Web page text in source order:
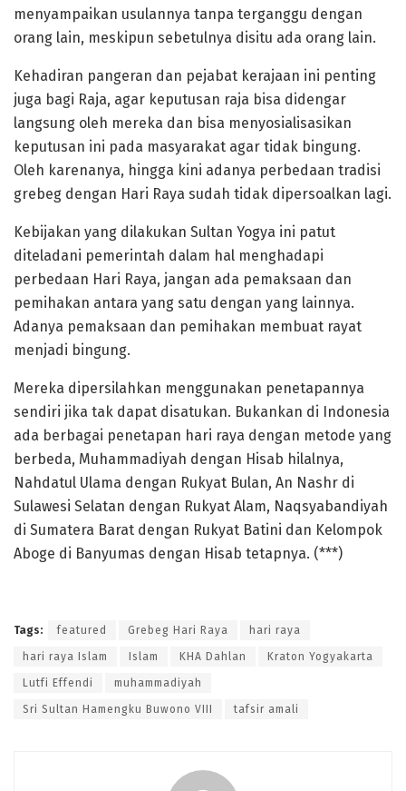
menyampaikan usulannya tanpa terganggu dengan
orang lain, meskipun sebetulnya disitu ada orang lain.
Kehadiran pangeran dan pejabat kerajaan ini penting
juga bagi Raja, agar keputusan raja bisa didengar
langsung oleh mereka dan bisa menyosialisasikan
keputusan ini pada masyarakat agar tidak bingung.
Oleh karenanya, hingga kini adanya perbedaan tradisi
grebeg dengan Hari Raya sudah tidak dipersoalkan lagi.
Kebijakan yang dilakukan Sultan Yogya ini patut
diteladani pemerintah dalam hal menghadapi
perbedaan Hari Raya, jangan ada pemaksaan dan
pemihakan antara yang satu dengan yang lainnya.
Adanya pemaksaan dan pemihakan membuat rayat
menjadi bingung.
Mereka dipersilahkan menggunakan penetapannya
sendiri jika tak dapat disatukan. Bukankan di Indonesia
ada berbagai penetapan hari raya dengan metode yang
berbeda, Muhammadiyah dengan Hisab hilalnya,
Nahdatul Ulama dengan Rukyat Bulan, An Nashr di
Sulawesi Selatan dengan Rukyat Alam, Naqsyabandiyah
di Sumatera Barat dengan Rukyat Batini dan Kelompok
Aboge di Banyumas dengan Hisab tetapnya. (***)
Tags: featured Grebeg Hari Raya hari raya
hari raya Islam Islam KHA Dahlan Kraton Yogyakarta
Lutfi Effendi muhammadiyah
Sri Sultan Hamengku Buwono VIII tafsir amali